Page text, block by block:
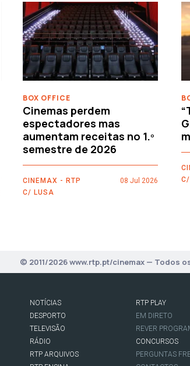
BOX OFFICE
Cinemas perdem
espectadores mas
aumentam receitas no 1.º
semestre de 2026
CINEMAX - RTP
C/ LUSA
08 Jul 2026
C/
© 2011/2026 www.rtp.pt/cinemax — Todos
NOTÍCIAS
DESPORTO
TELEVISÃO
RÁDIO
RTP ARQUIVOS
RTP PLAY
EM DIRETO
REVER
CONCURSOS
PERGUNTAS